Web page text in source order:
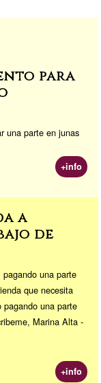
para
una parte en junas
+info
a
de
una parte
que necesita
una parte
Marina Alta -
+info